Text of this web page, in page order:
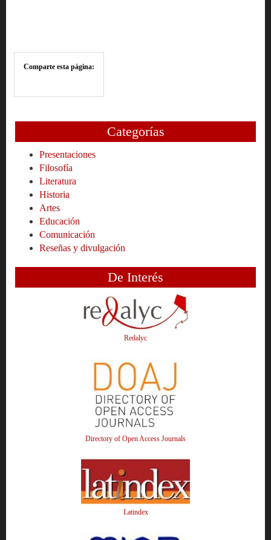
Comparte esta página:
Categorías
Presentaciones
Filosofía
Literatura
Historia
Artes
Educación
Comunicación
Reseñas y divulgación
De Interés
Redalyc
Directory of Open Access Journals
Latindex